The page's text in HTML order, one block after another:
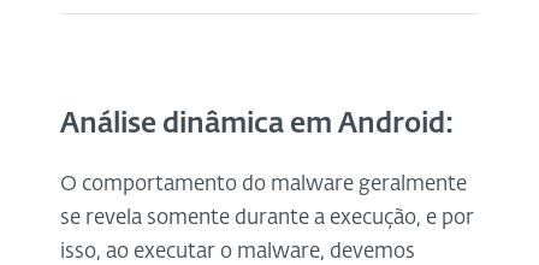
Análise dinâmica em Android:
O comportamento do malware geralmente
se revela somente durante a execução, e por
isso, ao executar o malware, devemos